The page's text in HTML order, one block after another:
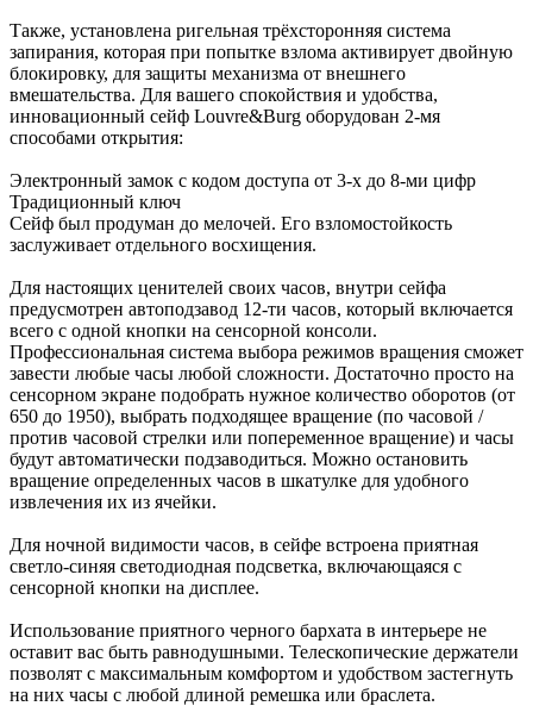
Также, установлена ригельная трёхсторонняя система
запирания, которая при попытке взлома активирует двойную
блокировку, для защиты механизма от внешнего
вмешательства. Для вашего спокойствия и удобства,
инновационный сейф Louvre&Burg оборудован 2-мя
способами открытия:
Электронный замок с кодом доступа от 3-х до 8-ми цифр
Традиционный ключ
Сейф был продуман до мелочей. Его взломостойкость
заслуживает отдельного восхищения.
Для настоящих ценителей своих часов, внутри сейфа
предусмотрен автоподзавод 12-ти часов, который включается
всего с одной кнопки на сенсорной консоли.
Профессиональная система выбора режимов вращения сможет
завести любые часы любой сложности. Достаточно просто на
сенсорном экране подобрать нужное количество оборотов (от
650 до 1950), выбрать подходящее вращение (по часовой /
против часовой стрелки или попеременное вращение) и часы
будут автоматически подзаводиться. Можно остановить
вращение определенных часов в шкатулке для удобного
извлечения их из ячейки.
Для ночной видимости часов, в сейфе встроена приятная
светло-синяя светодиодная подсветка, включающаяся с
сенсорной кнопки на дисплее.
Использование приятного черного бархата в интерьере не
оставит вас быть равнодушными. Телескопические держатели
позволят с максимальным комфортом и удобством застегнуть
на них часы с любой длиной ремешка или браслета.